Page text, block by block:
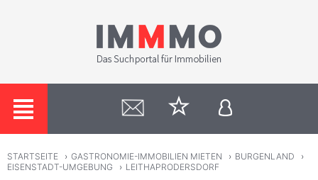
STARTSEITE › GASTRONOMIE-IMMOBILIEN MIETEN › BURGENLAND
›
EISENSTADT-UMGEBUNG
› LEITHAPRODERSDORF